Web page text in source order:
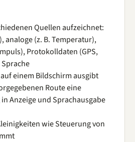
Quellen aufzeichnet:
analoge (z. B. Temperatur),
Protokolldaten (GPS,
Sprache
einem Bildschirm ausgibt
Route eine
Anzeige und Sprachausgabe
wie Steuerung von